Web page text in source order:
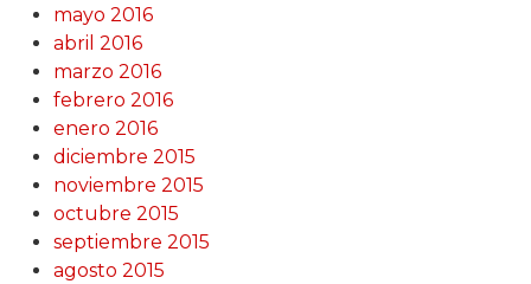
mayo 2016
abril 2016
marzo 2016
febrero 2016
enero 2016
diciembre 2015
noviembre 2015
octubre 2015
septiembre 2015
agosto 2015